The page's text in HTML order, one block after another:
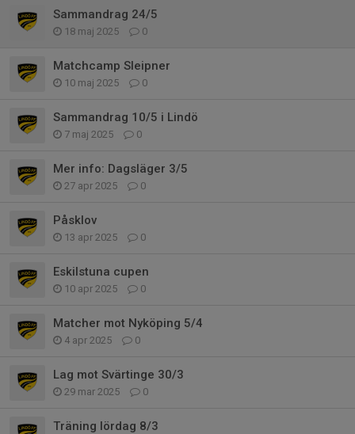
Sammandrag 24/5
18 maj 2025 0
Matchcamp Sleipner
10 maj 2025 0
Sammandrag 10/5 i Lindö
7 maj 2025 0
Mer info: Dagsläger 3/5
27 apr 2025 0
Påsklov
13 apr 2025 0
Eskilstuna cupen
10 apr 2025 0
Matcher mot Nyköping 5/4
4 apr 2025 0
Lag mot Svärtinge 30/3
29 mar 2025 0
Träning lördag 8/3